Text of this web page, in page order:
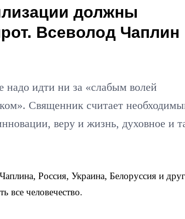
должны
Всеволод Чаплин
надо идти ни за «слабым волей
Священник считает
веру и жизнь, духовное и
Россия, Украина, Белоруссия и
все человечество.